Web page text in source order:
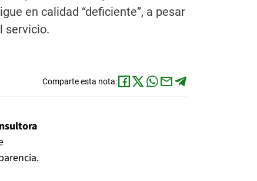
en calidad “deficiente”, a pesar
servicio.
Comparte esta nota: